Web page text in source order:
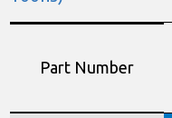
Part Number